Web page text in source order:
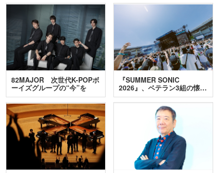
82MAJOR 次世代K-POPボ
ーイズグループの“今”を
訊…
『SUMMER SONIC
2026』、ベテラン3組の懐…